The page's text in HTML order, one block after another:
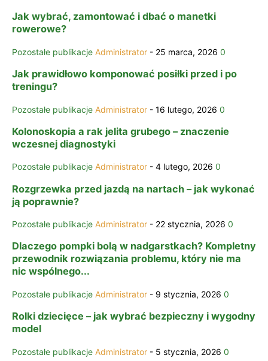
Jak wybrać, zamontować i dbać o manetki
rowerowe?
Pozostałe publikacje Administrator - 25 marca, 2026 0
Jak prawidłowo komponować posiłki przed i po
treningu?
Pozostałe publikacje Administrator - 16 lutego, 2026 0
Kolonoskopia a rak jelita grubego – znaczenie
wczesnej diagnostyki
Pozostałe publikacje Administrator - 4 lutego, 2026 0
Rozgrzewka przed jazdą na nartach – jak wykonać
ją poprawnie?
Pozostałe publikacje Administrator - 22 stycznia, 2026 0
Dlaczego pompki bolą w nadgarstkach? Kompletny
przewodnik rozwiązania problemu, który nie ma
nic wspólnego...
Pozostałe publikacje Administrator - 9 stycznia, 2026 0
Rolki dziecięce – jak wybrać bezpieczny i wygodny
model
Pozostałe publikacje Administrator - 5 stycznia, 2026 0